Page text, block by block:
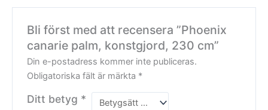
Bli först med att recensera ”Phoenix
canarie palm, konstgjord, 230 cm”
Din e-postadress kommer inte publiceras.
Obligatoriska fält är märkta *
Ditt betyg *